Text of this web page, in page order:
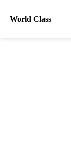
World Class